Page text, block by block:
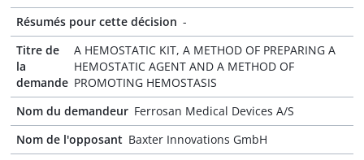
Résumés pour cette décision -
Titre de
la
demande
A HEMOSTATIC KIT, A METHOD OF PREPARING A
HEMOSTATIC AGENT AND A METHOD OF
PROMOTING HEMOSTASIS
Nom du demandeur Ferrosan Medical Devices A/S
Nom de l'opposant Baxter Innovations GmbH